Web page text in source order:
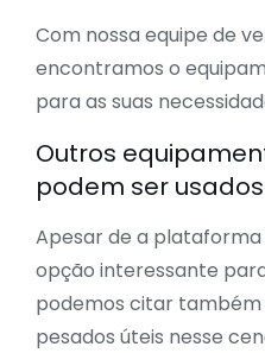
Com nossa equipe de
encontramos o
para as suas
Outros
podem ser
Apesar de a
opção interessante
podemos citar
pesados úteis nesse